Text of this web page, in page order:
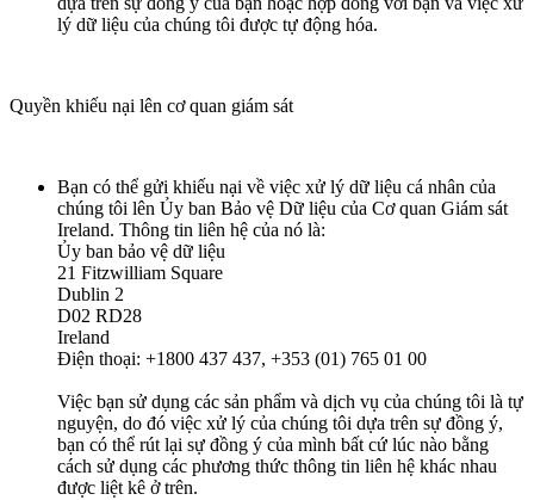
lý dữ liệu của chúng tôi được tự động hóa.
Quyền khiếu nại lên cơ quan giám sát
Bạn có thể gửi khiếu nại về việc xử lý dữ liệu cá nhân của
chúng tôi lên Ủy ban Bảo vệ Dữ liệu của Cơ quan Giám sát
Ireland. Thông tin liên hệ của nó là:
Ủy ban bảo vệ dữ liệu
21 Fitzwilliam Square
Dublin 2
D02 RD28
Ireland
Điện thoại: +1800 437 437, +353 (01) 765 01 00
Việc bạn sử dụng các sản phẩm và dịch vụ của chúng tôi là tự
nguyện, do đó việc xử lý của chúng tôi dựa trên sự đồng ý,
bạn có thể rút lại sự đồng ý của mình bất cứ lúc nào bằng
cách sử dụng các phương thức thông tin liên hệ khác nhau
được liệt kê ở trên.